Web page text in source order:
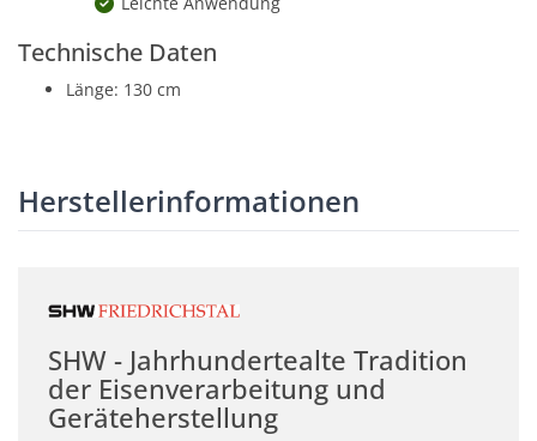
Technische Daten
Länge: 130 cm
Herstellerinformationen
SHW - Jahrhundertealte Tradition
der Eisenverarbeitung und
Geräteherstellung